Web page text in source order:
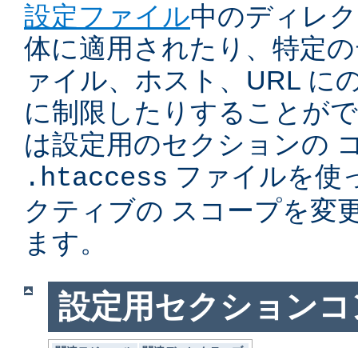
設定ファイル中のディレ
体に適用されたり、特定
ァイル、ホスト、URL に
に制限したりすることが
は設定用のセクションの
.htaccess ファイルを使
クティブの スコープを変
ます。
設定用セクション